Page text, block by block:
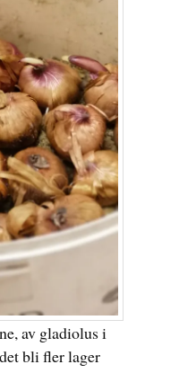
av gladiolus i
bli fler lager